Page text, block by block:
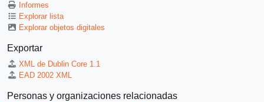
Informes
Explorar lista
Explorar objetos digitales
Exportar
XML de Dublin Core 1.1
EAD 2002 XML
Personas y organizaciones relacionadas